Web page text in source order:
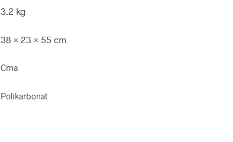
3.2 kg
38 × 23 × 55 cm
Crna
Polikarbonat